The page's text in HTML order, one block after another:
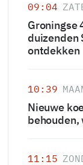
09:04
Groningse
duizenden
ontdekken
10:39
Nieuwe
11:15